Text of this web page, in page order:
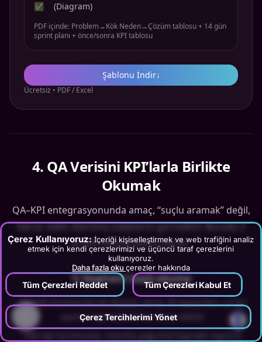
Çerez Kullanıyoruz: İçeriği kişiselleştirmek ve web trafiğini analiz
etmek için kendi çerezlerimizi ve üçüncü taraf çerezlerini
kullanıyoruz.
Daha fazla oku çerezler hakkında
Tüm Çerezleri Reddet Tüm Çerezleri Kabul Et
Çerez Tercihlerimi Yönet
✅
(Diagram)
PDF içinde: Problem→Kök Neden→Çözüm tablosu + 14 gün
sprint planı + önce/sonra KPI tablosu
Şablonu İndir↓
Ücretsiz • PDF / Excel
4. QA Verisini KPI’larla Birlikte
Okumak
QA–KPI entegrasyonunda amaç, “suçlu aramak” değil,
tekrar eden davranış kalıplarını görmektir. Burada 3
pratik okuma biçimi vardır:
1) Segment bazlı okuma
•
Ülke/dil kırılımında QA düşüşü varsa: dil kapasitesi, script
uyumu veya kültürel ton farkı olabilir
Otel tipi kırılımında: resort’ta yoğunluk kaynaklı kapanış
?